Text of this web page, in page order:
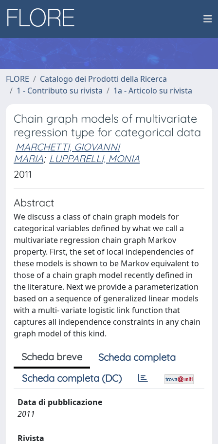
FLORE
Catalogo dei Prodotti della Ricerca
1 - Contributo su rivista
1a - Articolo su rivista
Chain graph models of multivariate
regression type for categorical data
MARCHETTI, GIOVANNI
MARIA; LUPPARELLI, MONIA
2011
Abstract
We discuss a class of chain graph models for
categorical variables defined by what we call a
multivariate regression chain graph Markov
property. First, the set of local independencies of
these models is shown to be Markov equivalent to
those of a chain graph model recently defined in
the literature. Next we provide a parameterization
based on a sequence of generalized linear models
with a multi- variate logistic link function that
captures all independence constraints in any chain
graph model of this kind.
Scheda breve
Scheda completa
Scheda completa (DC)
Data di pubblicazione
2011
Rivista